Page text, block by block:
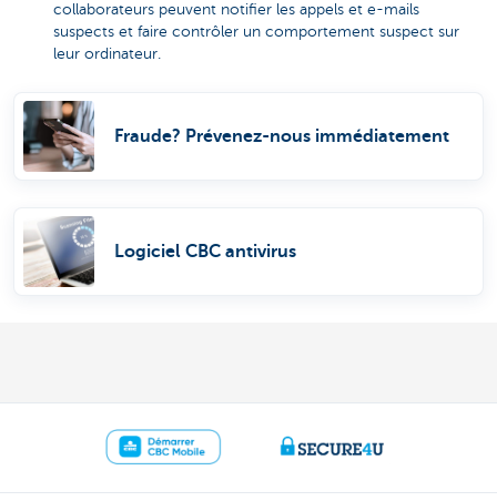
collaborateurs peuvent notifier les appels et e-mails
suspects et faire contrôler un comportement suspect sur
leur ordinateur.
Fraude? Prévenez-nous immédiatement
Logiciel CBC antivirus